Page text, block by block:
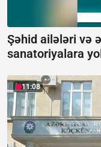
Şəhid ailələri və
sanatoriyalara
11:08